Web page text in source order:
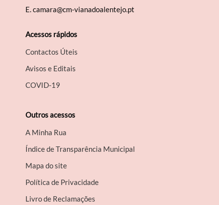
E.camara@cm-vianadoalentejo.pt
Acessos rápidos
Contactos Úteis
Avisos e Editais
COVID-19
Outros acessos
A Minha Rua
Índice de Transparência Municipal
Mapa do site
Política de Privacidade
Livro de Reclamações